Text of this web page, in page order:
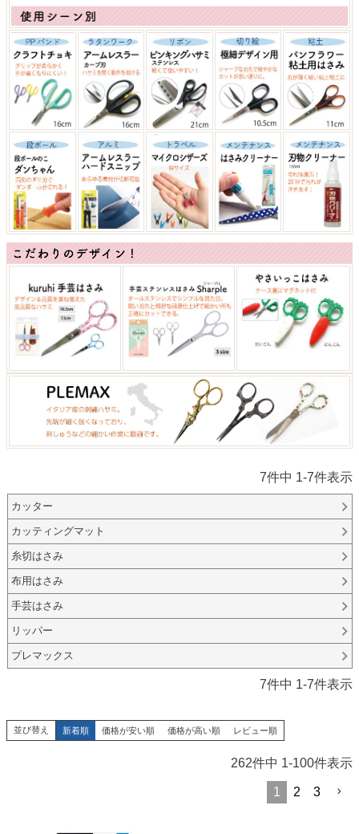
7件中 1-7件表示
カッター
カッティングマット
糸切はさみ
布用はさみ
手芸はさみ
リッパー
プレマックス
7件中 1-7件表示
並び替え 新着順 価格が安い順 価格が高い順 レビュー順
262件中 1-100件表示
1 2 3